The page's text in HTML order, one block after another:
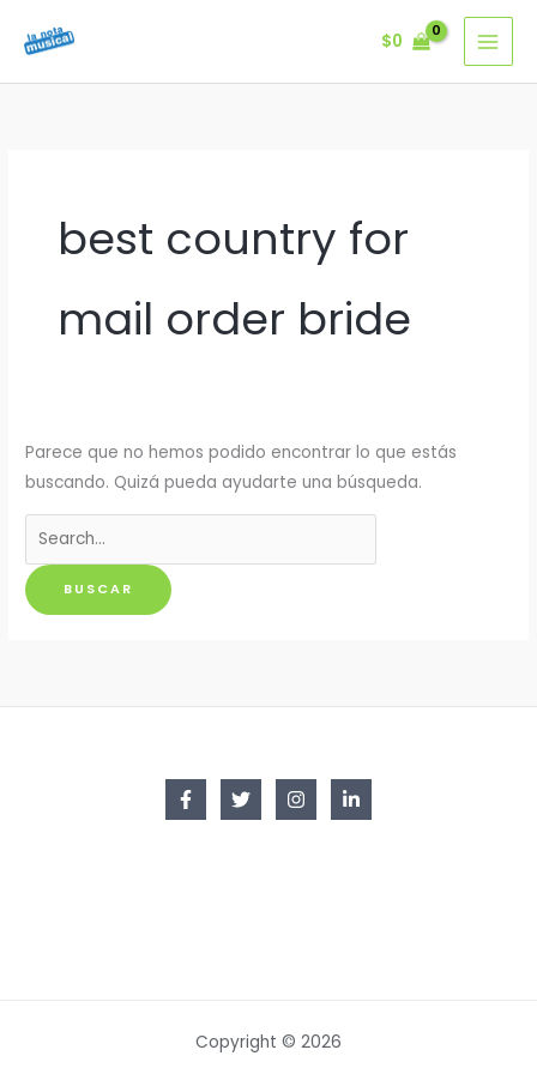
$0
best country for
mail order bride
Parece que no hemos podido encontrar lo que estás
buscando. Quizá pueda ayudarte una búsqueda.
Buscar
por:
Copyright © 2026